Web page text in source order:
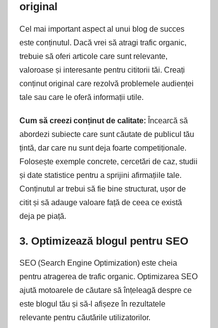
original
Cel mai important aspect al unui blog de succes
este conținutul. Dacă vrei să atragi trafic organic,
trebuie să oferi articole care sunt relevante,
valoroase și interesante pentru cititorii tăi. Creați
conținut original care rezolvă problemele audienței
tale sau care le oferă informații utile.
Cum să creezi conținut de calitate: Încearcă să
abordezi subiecte care sunt căutate de publicul tău
țintă, dar care nu sunt deja foarte competiționale.
Folosește exemple concrete, cercetări de caz, studii
și date statistice pentru a sprijini afirmațiile tale.
Conținutul ar trebui să fie bine structurat, ușor de
citit și să adauge valoare față de ceea ce există
deja pe piață.
3. Optimizează blogul pentru SEO
SEO (Search Engine Optimization) este cheia
pentru atragerea de trafic organic. Optimizarea SEO
ajută motoarele de căutare să înțeleagă despre ce
este blogul tău și să-l afișeze în rezultatele
relevante pentru căutările utilizatorilor.